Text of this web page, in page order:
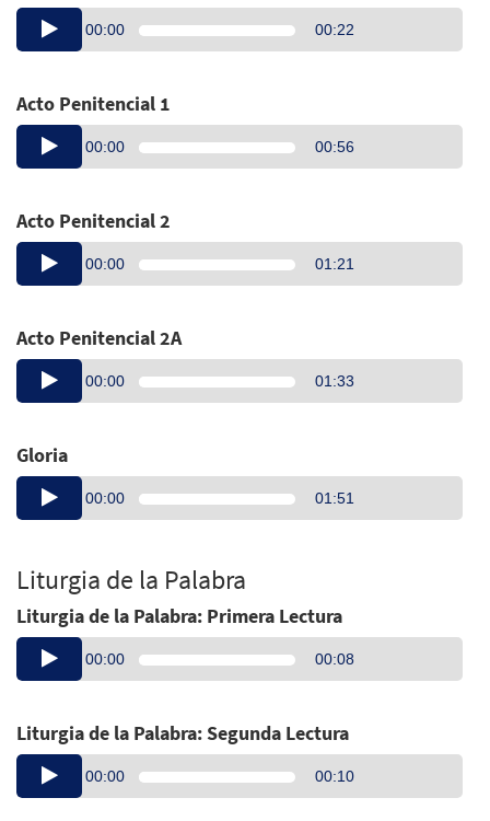
Audio
Player
00:00 00:22
Acto Penitencial 1
Audio
Player
00:00 00:56
Acto Penitencial 2
Audio
Player
00:00 01:21
Acto Penitencial 2A
Audio
Player
00:00 01:33
Gloria
Audio
Player
00:00 01:51
Liturgia de la Palabra
Liturgia de la Palabra: Primera Lectura
Audio
Player
00:00 00:08
Liturgia de la Palabra: Segunda Lectura
Audio
Player
00:00 00:10